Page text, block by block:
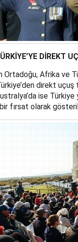
DİREKT
Ortadoğu, Afrika ve
direkt uçuş
ise Türkiye
fırsat olarak